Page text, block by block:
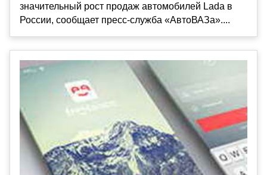
значительный рост продаж автомобилей Lada в
России, сообщает пресс-служба «АвтоВАЗа»....